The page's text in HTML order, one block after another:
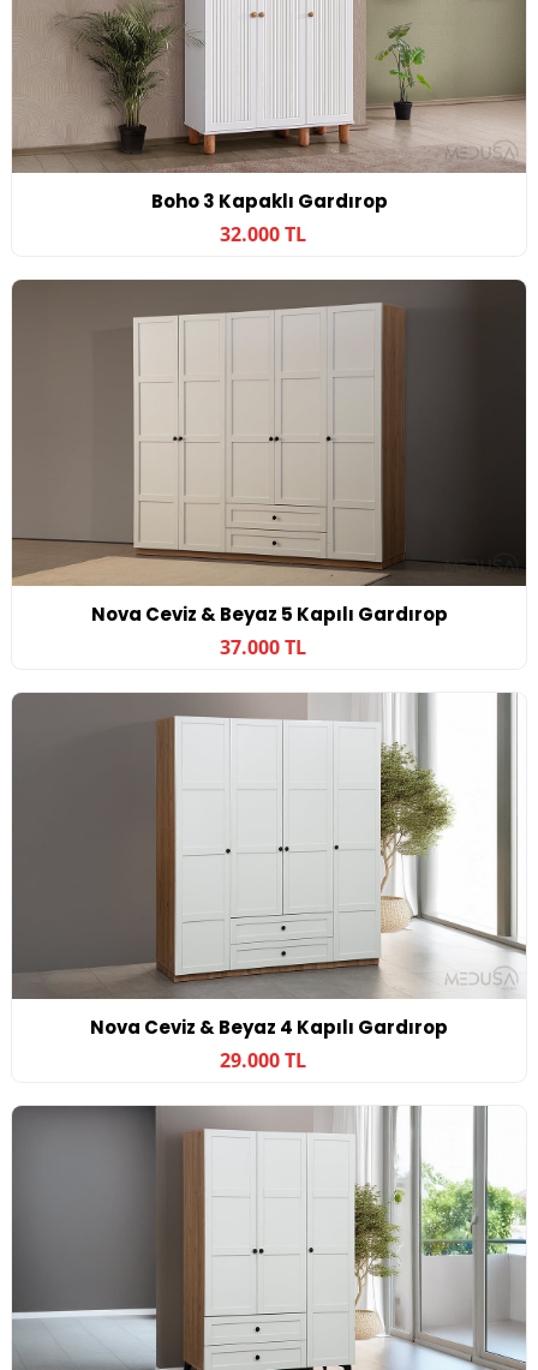
Boho 3 Kapaklı Gardırop
32.000 TL
Nova Ceviz & Beyaz 5 Kapılı Gardırop
37.000 TL
Nova Ceviz & Beyaz 4 Kapılı Gardırop
29.000 TL